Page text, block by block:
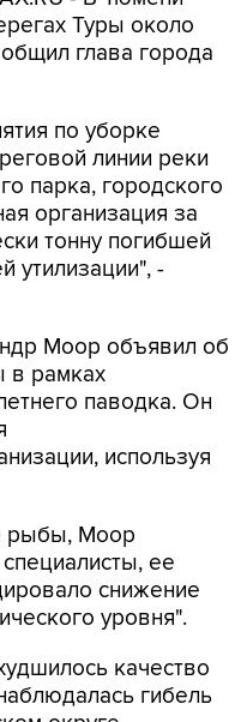
Туры около
глава города
по уборке
линии реки
парка, городского
организация за
тонну погибшей
утилизации", -
Моор объявил об
в рамках
паводка. Он
используя
рыбы, Моор
ее
снижение
уровня".
качество
гибель